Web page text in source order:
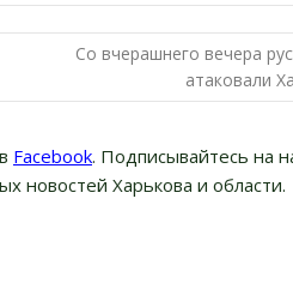
Со вчерашнего вечера
атаковали
в Facebook. Подписывайтесь на
новостей Харькова и области.